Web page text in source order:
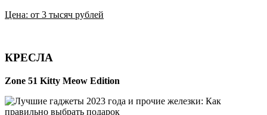
Цена: от 3 тысяч рублей
КРЕСЛА
Zone 51 Kitty Meow Edition